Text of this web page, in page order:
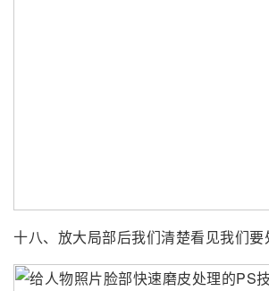
十八、放大局部后我们清楚看见我们要